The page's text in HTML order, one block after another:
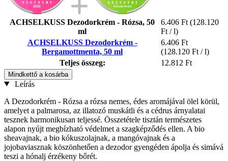
ACHSELKUSS Dezodorkrém - Rózsa, 50
ml
6.406 Ft (128.120
Ft / l)
ACHSELKUSS Dezodorkrém -
Bergamottmenta, 50 ml
6.406 Ft
(128.120 Ft / l)
Teljes összeg:
12.812 Ft
Mindkettő a kosárba
Leírás
A Dezodorkrém - Rózsa a rózsa nemes, édes aromájával ölel körül,
amelyet a palmarosa, az illatozó muskátli és a cédrus árnyalatai
tesznek harmonikusan teljessé. Összetétele tisztán természetes
alapon nyújt megbízható védelmet a szagképződés ellen. A bio
sheavajnak, a bio kókuszolajnak, a mangóvajnak és a
jojobaviasznak köszönhetően a dezodor gyengéden ápolja és simává
teszi a hónalj érzékeny bőrét.